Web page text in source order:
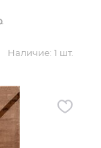
для столовой
Наличие: 1 шт.